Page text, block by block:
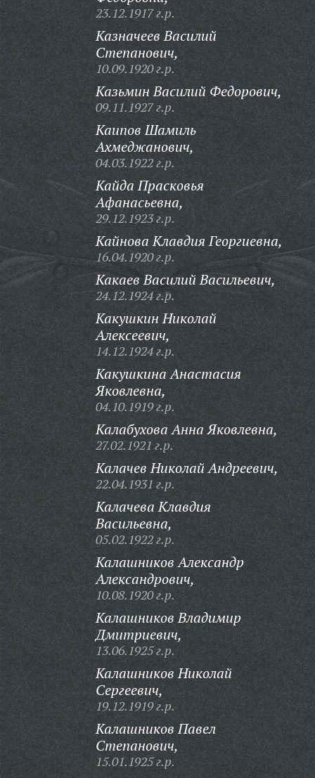
23.12.1917 г.р.
Казначеев Василий
Степанович,
10.09.1920 г.р.
Казьмин Василий Федорович,
09.11.1927 г.р.
Каипов Шамиль
Ахмеджанович,
04.03.1922 г.р.
Кайда Прасковья
Афанасьевна,
29.12.1923 г.р.
Кайнова Клавдия Георгиевна,
16.04.1920 г.р.
Какаев Василий Васильевич,
24.12.1924 г.р.
Какушкин Николай
Алексеевич,
14.12.1924 г.р.
Какушкина Анастасия
Яковлевна,
04.10.1919 г.р.
Калабухова Анна Яковлевна,
27.02.1921 г.р.
Калачев Николай Андреевич,
22.04.1931 г.р.
Калачева Клавдия
Васильевна,
05.02.1922 г.р.
Калашников Александр
Александрович,
10.08.1920 г.р.
Калашников Владимир
Дмитриевич,
13.06.1925 г.р.
Калашников Николай
Сергеевич,
19.12.1919 г.р.
Калашников Павел
Степанович,
15.01.1925 г.р.